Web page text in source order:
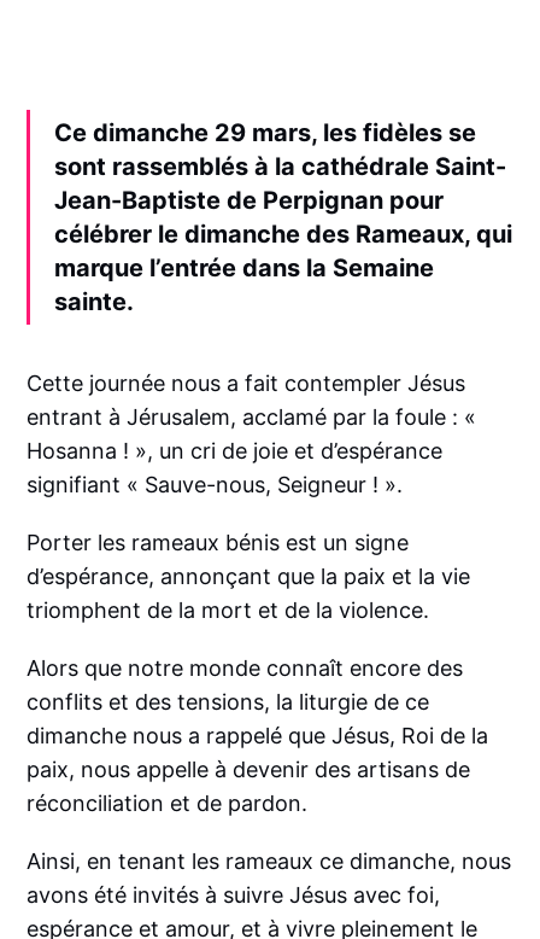
Ce dimanche 29 mars, les fidèles se
sont rassemblés à la cathédrale Saint-
Jean-Baptiste de Perpignan pour
célébrer le dimanche des Rameaux, qui
marque l’entrée dans la Semaine
sainte.
Cette journée nous a fait contempler Jésus
entrant à Jérusalem, acclamé par la foule : «
Hosanna ! », un cri de joie et d’espérance
signifiant « Sauve-nous, Seigneur ! ».
Porter les rameaux bénis est un signe
d’espérance, annonçant que la paix et la vie
triomphent de la mort et de la violence.
Alors que notre monde connaît encore des
conflits et des tensions, la liturgie de ce
dimanche nous a rappelé que Jésus, Roi de la
paix, nous appelle à devenir des artisans de
réconciliation et de pardon.
Ainsi, en tenant les rameaux ce dimanche, nous
avons été invités à suivre Jésus avec foi,
espérance et amour, et à vivre pleinement le